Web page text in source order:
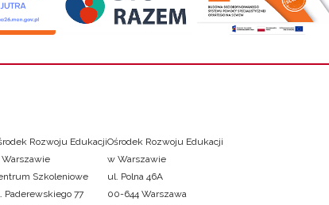
Rozwoju Edukacji
Szkoleniowe
Paderewskiego 77
Ośrodek Rozwoju Edukacji
w Warszawie
ul. Polna 46A
00-644 Warszawa